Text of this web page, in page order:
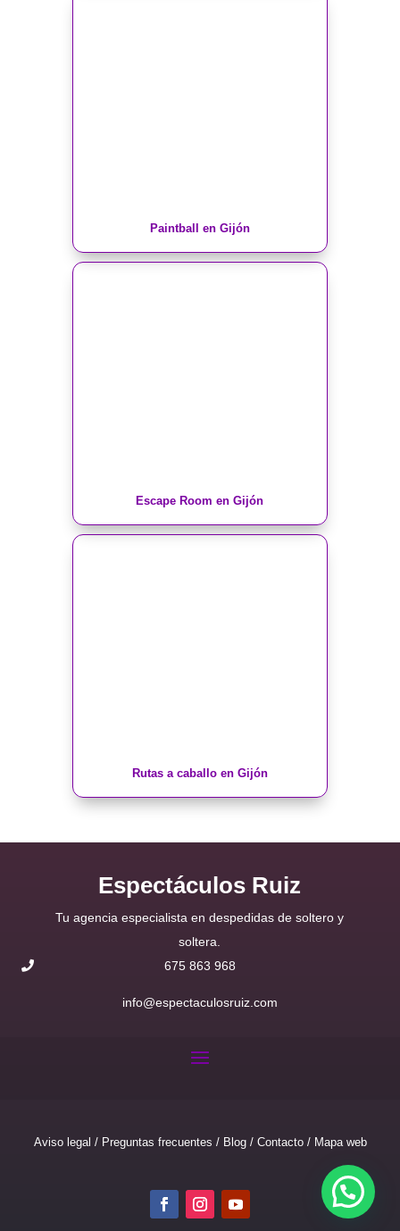
Paintball en Gijón
Escape Room en Gijón
Rutas a caballo en Gijón
Espectáculos Ruiz
Tu agencia especialista en despedidas de soltero y
soltera.
675 863 968
info@espectaculosruiz.com
Aviso legal / Preguntas frecuentes / Blog/ Contacto/ Mapa web